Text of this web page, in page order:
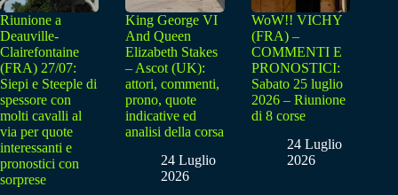
Riunione a
Deauville-
Clairefontaine
(FRA) 27/07:
Siepi e Steeple di
spessore con
molti cavalli al
via per quote
interessanti e
pronostici con
sorprese
King George VI
And Queen
Elizabeth Stakes
– Ascot (UK):
attori, commenti,
prono, quote
indicative ed
analisi della corsa
24 Luglio
2026
WoW!! VICHY
(FRA) –
COMMENTI E
PRONOSTICI:
Sabato 25 luglio
2026 – Riunione
di 8 corse
24 Luglio
2026